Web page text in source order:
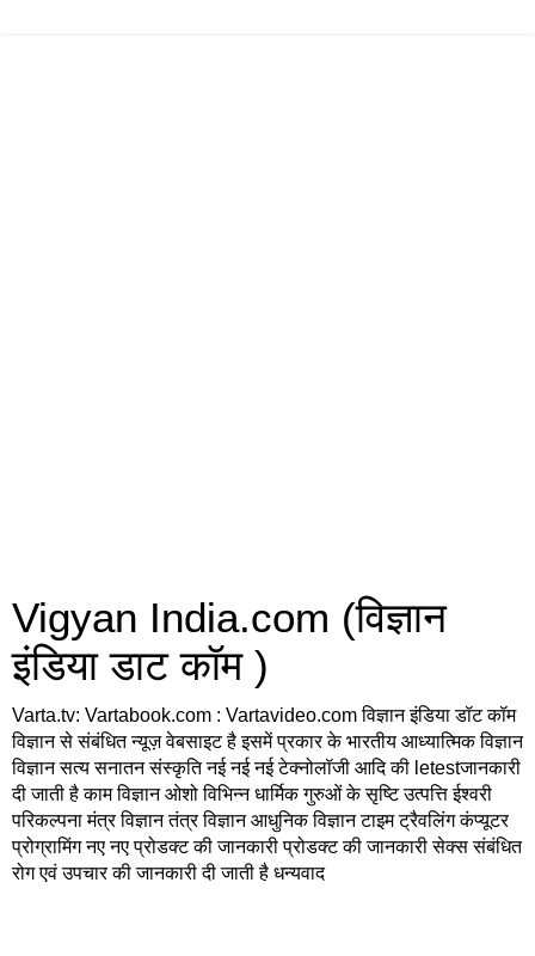
Vigyan India.com (विज्ञान
इंडिया डाट कॉम )
Varta.tv: Vartabook.com : Vartavideo.com विज्ञान इंडिया डॉट कॉम
विज्ञान से संबंधित न्यूज़ वेबसाइट है इसमें प्रकार के भारतीय आध्यात्मिक विज्ञान
विज्ञान सत्य सनातन संस्कृति नई नई नई टेक्नोलॉजी आदि की letestजानकारी
दी जाती है काम विज्ञान ओशो विभिन्न धार्मिक गुरुओं के सृष्टि उत्पत्ति ईश्वरी
परिकल्पना मंत्र विज्ञान तंत्र विज्ञान आधुनिक विज्ञान टाइम ट्रैवलिंग कंप्यूटर
प्रोग्रामिंग नए नए प्रोडक्ट की जानकारी प्रोडक्ट की जानकारी सेक्स संबंधित
रोग एवं उपचार की जानकारी दी जाती है धन्यवाद